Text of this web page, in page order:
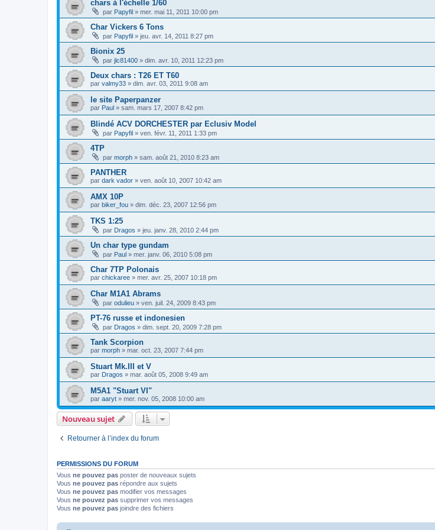
chars à l'échelle 1/60
par Papyfil » mer. mai 11, 2011 10:00 pm
Char Vickers 6 Tons
par Papyfil » jeu. avr. 14, 2011 8:27 pm
Bionix 25
par jlc81400 » dim. avr. 10, 2011 12:23 pm
Deux chars : T26 ET T60
par valmy33 » dim. avr. 03, 2011 9:08 am
le site Paperpanzer
par Paul » sam. mars 17, 2007 8:42 pm
Blindé ACV DORCHESTER par Eclusiv Model
par Papyfil » ven. févr. 11, 2011 1:33 pm
4TP
par morph » sam. août 21, 2010 8:23 am
PANTHER
par dark vador » ven. août 10, 2007 10:42 am
AMX 10P
par biker_fou » dim. déc. 23, 2007 12:56 pm
TKS 1:25
par Dragos » jeu. janv. 28, 2010 2:44 pm
Un char type gundam
par Paul » mer. janv. 06, 2010 5:08 pm
Char 7TP Polonais
par chickaree » mer. avr. 25, 2007 10:18 pm
Char M1A1 Abrams
par odulieu » ven. juil. 24, 2009 8:43 pm
PT-76 russe et indonesien
par Dragos » dim. sept. 20, 2009 7:28 pm
Tank Scorpion
par morph » mar. oct. 23, 2007 7:44 pm
Stuart Mk.III et V
par Dragos » mar. août 05, 2008 9:49 am
M5A1 "Stuart VI"
par aaryt » mer. nov. 05, 2008 10:00 am
Nouveau sujet
Retourner à l’index du forum
PERMISSIONS DU FORUM
Vous ne pouvez pas poster de nouveaux sujets
Vous ne pouvez pas répondre aux sujets
Vous ne pouvez pas modifier vos messages
Vous ne pouvez pas supprimer vos messages
Vous ne pouvez pas joindre des fichiers